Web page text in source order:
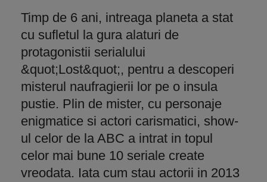
Timp de 6 ani, intreaga planeta a stat
cu sufletul la gura alaturi de
protagonistii serialului
&quot;Lost&quot;, pentru a descoperi
misterul naufragierii lor pe o insula
pustie. Plin de mister, cu personaje
enigmatice si actori carismatici, show-
ul celor de la ABC a intrat in topul
celor mai bune 10 seriale create
vreodata. Iata cum stau actorii in 2013